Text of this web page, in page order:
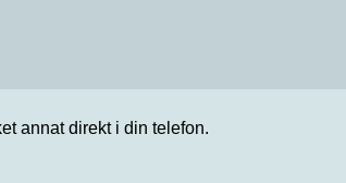
annat direkt i din telefon.